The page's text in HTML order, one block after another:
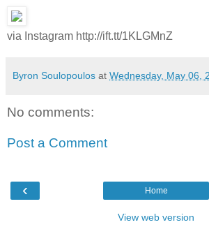
via Instagram http://ift.tt/1KLGMnZ
Byron Soulopoulos at Wednesday, May 06,
No comments:
Post a Comment
‹ Home
View web version